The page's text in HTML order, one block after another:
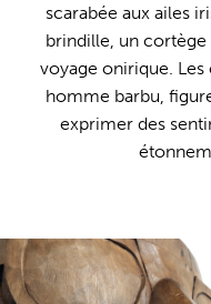
scarabée aux ailes
brindille, un
voyage onirique. Les
homme barbu,
exprimer des